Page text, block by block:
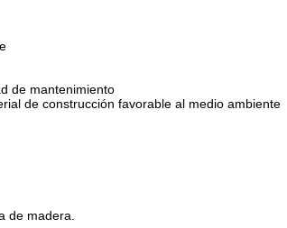
de mantenimiento
de construcción favorable al medio ambiente
de madera.